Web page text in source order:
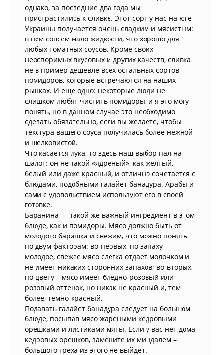
однако, за последние два года мы
пристрастились к сливке. Этот сорт у нас на юге
Украины получается очень сладким и мясистым:
в нем совсем мало жидкости, что хорошо для
любых томатных соусов. Кроме своих
неоспоримых вкусовых и других качеств, сливка
не в пример дешевле всех остальных сортов
помидоров, которые встречаются на наших
рынках. И еще одно: некоторые люди не
слишком любят чистить помидоры, и я это могу
понять, но в данном случае это необходимо
сделать обязательно, если вы желаете, чтобы
текстура вашего соуса получилась более нежной
и шелковистой.
Что касается лука, то здесь наш выбор пал на
шалот: он не такой «ядреный», как желтый,
белый или даже красный, и отлично сочетается с
блюдами, подобными галайет банадура. Арабы и
сами с удовольствием используют его в своей
готовке.
Баранина — такой же важный ингредиент в этом
блюде, как и помидоры. Мясо должно быть от
молодого барашка и свежим, что можно понять
по двум факторам: во-первых, по запаху –
молодое, свежее мясо слегка отдает молочком и
не имеет никаких сторонних запахов; во-вторых,
по цвету – мясо имеет бледно-розовый или
розовый оттенок, но никак не красный и, тем
более, темно-красный.
Подавать галайет банадура следует на большом
блюде, посыпав мясо жареными кедровыми
орешками и листиками мяты. Если у вас нет дома
кедровых орешков, замените их миндалем –
большого греха из этого не выйдет.